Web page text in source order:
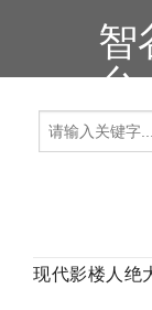
智
台
现代影楼人绝